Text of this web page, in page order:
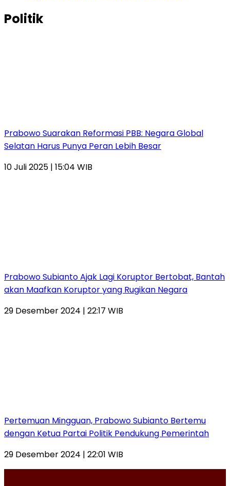
Politik
Prabowo Suarakan Reformasi PBB: Negara Global
Selatan Harus Punya Peran Lebih Besar
10 Juli 2025 | 15:04 WIB
Prabowo Subianto Ajak Lagi Koruptor Bertobat, Bantah
akan Maafkan Koruptor yang Rugikan Negara
29 Desember 2024 | 22:17 WIB
Pertemuan Mingguan, Prabowo Subianto Bertemu
dengan Ketua Partai Politik Pendukung Pemerintah
29 Desember 2024 | 22:01 WIB